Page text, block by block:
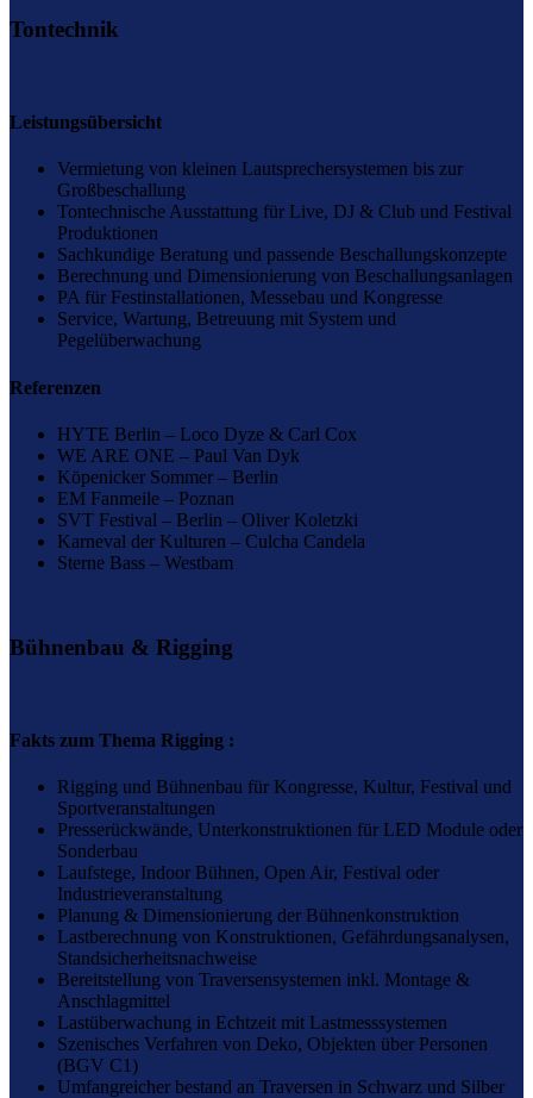
Tontechnik
Leistungsübersicht
Vermietung von kleinen Lautsprechersystemen bis zur
Großbeschallung
Tontechnische Ausstattung für Live, DJ & Club und Festival
Produktionen
Sachkundige Beratung und passende Beschallungskonzepte
Berechnung und Dimensionierung von Beschallungsanlagen
PA für Festinstallationen, Messebau und Kongresse
Service, Wartung, Betreuung mit System und
Pegelüberwachung
Referenzen
HYTE Berlin – Loco Dyze & Carl Cox
WE ARE ONE – Paul Van Dyk
Köpenicker Sommer – Berlin
EM Fanmeile – Poznan
SVT Festival – Berlin – Oliver Koletzki
Karneval der Kulturen – Culcha Candela
Sterne Bass – Westbam
Bühnenbau & Rigging
Fakts zum Thema Rigging :
Rigging und Bühnenbau für Kongresse, Kultur, Festival und
Sportveranstaltungen
Presserückwände, Unterkonstruktionen für LED Module oder
Sonderbau
Laufstege, Indoor Bühnen, Open Air, Festival oder
Industrieveranstaltung
Planung & Dimensionierung der Bühnenkonstruktion
Lastberechnung von Konstruktionen, Gefährdungsanalysen,
Standsicherheitsnachweise
Bereitstellung von Traversensystemen inkl. Montage &
Anschlagmittel
Lastüberwachung in Echtzeit mit Lastmesssystemen
Szenisches Verfahren von Deko, Objekten über Personen
(BGV C1)
Umfangreicher bestand an Traversen in Schwarz und Silber